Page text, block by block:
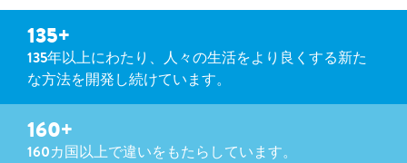
135+
135年以上にわたり、人々の生活をより良くする新た
な方法を開発し続けています。
160+
160カ国以上で違いをもたらしています。